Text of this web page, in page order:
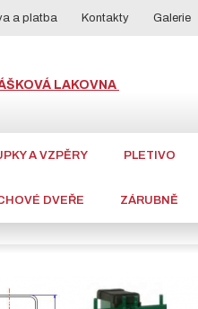
a platba Kontakty Galerie
LAKOVNA
A VZPĚRY PLETIVO
DVEŘE ZÁRUBNĚ